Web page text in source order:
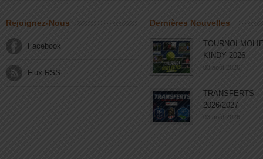
Rejoignez-Nous
Facebook
Flux RSS
Dernières Nouvelles
TOURNOI
KINDY 2026
03 août 2026
TRANSFERTS
2026/2027
03 août 2026